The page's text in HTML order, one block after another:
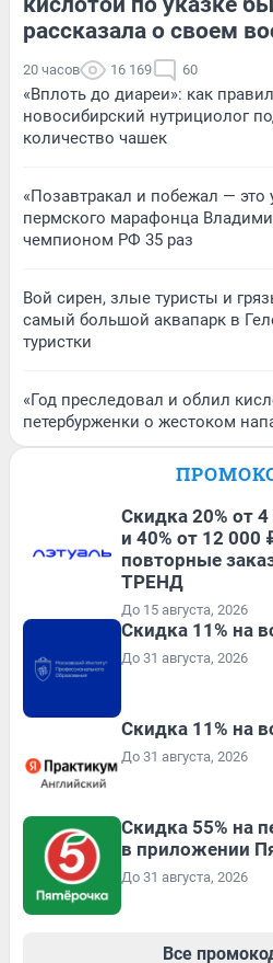
рассказала о своем
20 часов 16 169 60
«Вплоть до диареи»: как
новосибирский нутрициолог
количество чашек
«Позавтракал и побежал — это
пермского марафонца
чемпионом РФ 35 раз
Вой сирен, злые туристы и
самый большой аквапарк в
туристки
«Год преследовал и облил
петербурженки о жестоком
Скидка 20% от
и 40% от 12 000
повторные
ТРЕНД
До 15 августа, 2026
Скидка 11% на
До 31 августа, 2026
Скидка 11% на
До 31 августа, 2026
Скидка 55% на
в приложении
До 31 августа, 2026
Все